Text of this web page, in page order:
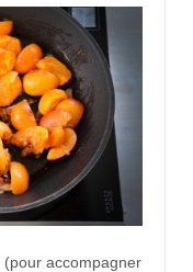
(pour accompagner